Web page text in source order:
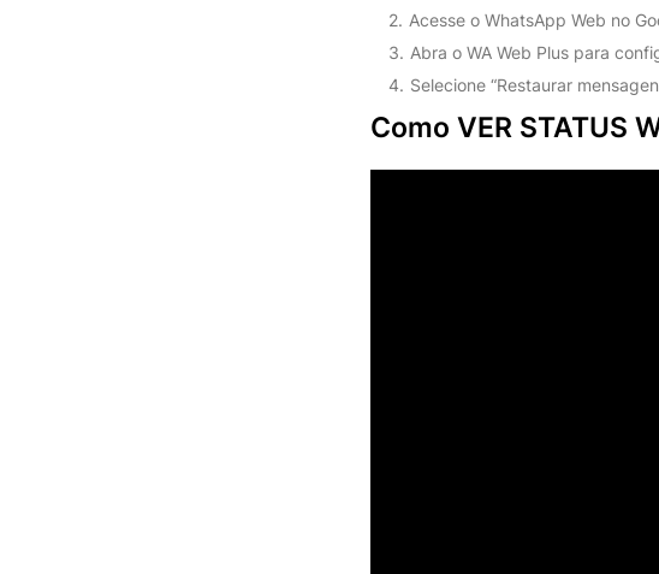
Acesse o WhatsApp Web no
Abra o WA Web Plus para
Selecione “Restaurar
Como VER STATUS